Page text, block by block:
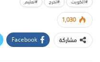
1,030
مشاركة
Facebook